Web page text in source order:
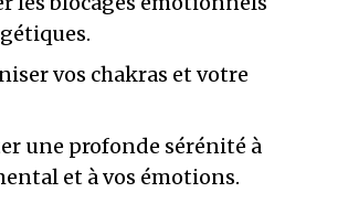
vos chakras et votre
une profonde sérénité à
et à vos émotions.